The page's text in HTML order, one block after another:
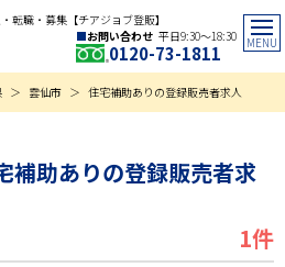
転職・募集【チアジョブ登販】
お問い合わせ 平日9:30〜18:30
0120-73-1811
雲仙市 住宅補助ありの登録販売者求人
補助ありの登録販売者求
1件